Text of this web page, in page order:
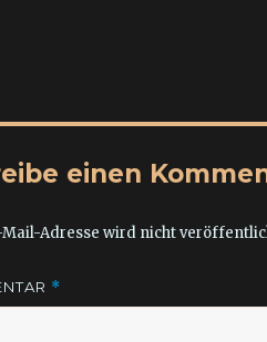
einen
Mail-Adresse wird nicht
*